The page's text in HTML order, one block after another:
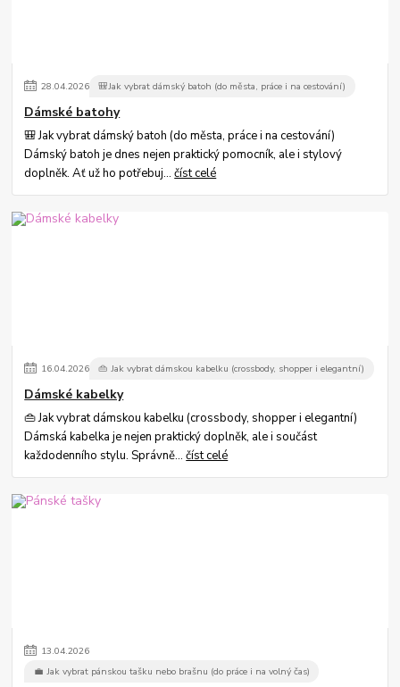
28.04.2026 🎒Jak vybrat dámský batoh (do města, práce i na cestování)
Dámské batohy
🎒 Jak vybrat dámský batoh (do města, práce i na cestování)
Dámský batoh je dnes nejen praktický pomocník, ale i stylový
doplněk. Ať už ho potřebuj...číst celé
16.04.2026 👜 Jak vybrat dámskou kabelku (crossbody, shopper i elegantní)
Dámské kabelky
👜 Jak vybrat dámskou kabelku (crossbody, shopper i elegantní)
Dámská kabelka je nejen praktický doplněk, ale i součást
každodenního stylu. Správně...číst celé
13.04.2026
💼 Jak vybrat pánskou tašku nebo brašnu (do práce i na volný čas)